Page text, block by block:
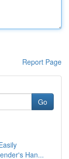
Report Page
Go
Han...